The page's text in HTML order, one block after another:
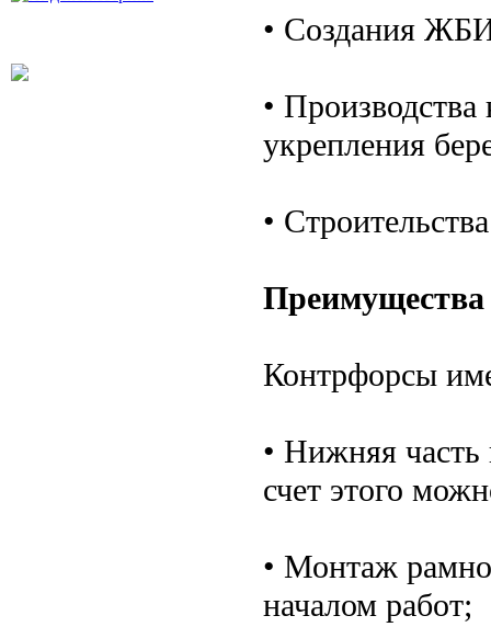
• Создания
•
укрепления
•
Преимущества
Контрфорсы
• Нижняя часть
счет этого
• Монтаж
началом работ;